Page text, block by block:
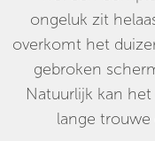
ongeluk zit
overkomt het
gebroken
Natuurlijk kan
lange